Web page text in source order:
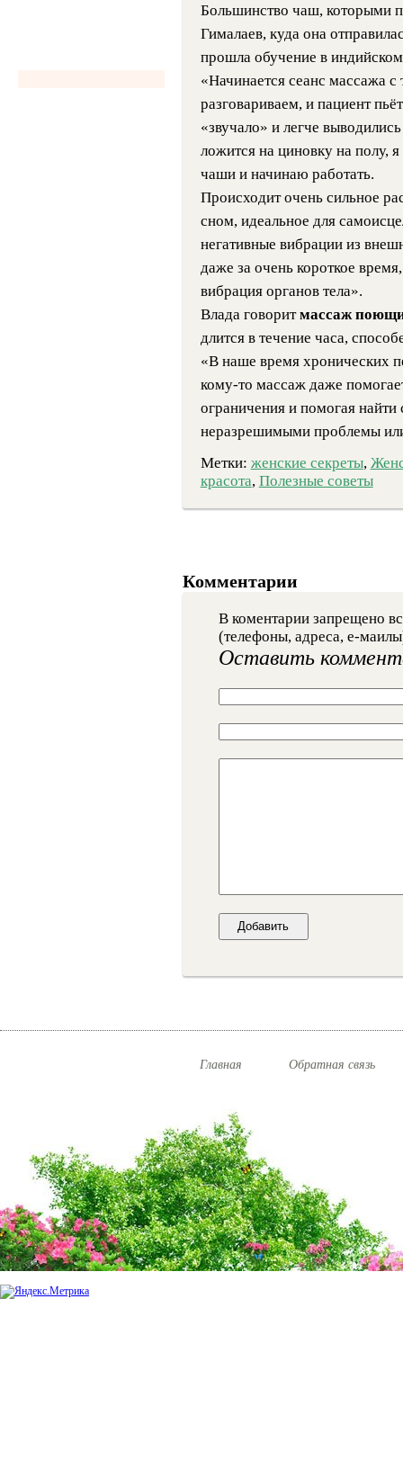
Большинство чаш, которыми
Гималаев, куда она
прошла обучение в
«Начинается сеанс массажа
разговариваем, и пациент
«звучало» и легче
ложится на циновку на полу,
чаши и начинаю работать.
Происходит очень сильное
сном, идеальное для
негативные вибрации из
даже за очень короткое
вибрация органов тела».
Влада говоритмассаж
длится в течение часа,
«В наше время хронических
кому-то массаж даже
ограничения и помогая
неразрешимыми проблемы
Метки: женские секреты,
красота, Полезные советы
Комментарии
В коментарии запрещено
(телефоны, адреса, е-
Оставить
Главная Обратная связь